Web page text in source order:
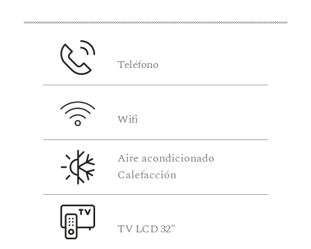
Teléfono
Wifi
Aire acondicionado
Calefacción
TV LCD 32″